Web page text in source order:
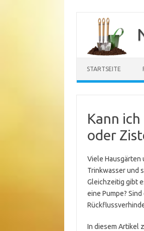
springen
STARTSEITE
Kann
oder
Viele Hausgärten
Trinkwasser und
Gleichzeitig gibt
eine Pumpe?
In diesem Artikel